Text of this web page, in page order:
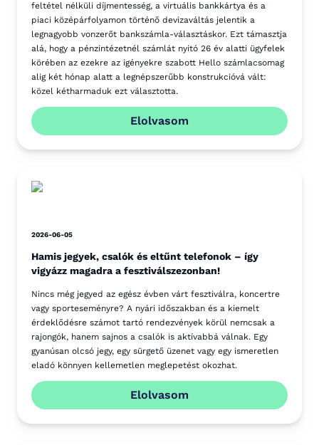
feltétel nélküli díjmentesség, a virtuális bankkártya és a
piaci középárfolyamon történő devizaváltás jelentik a
legnagyobb vonzerőt bankszámla-választáskor. Ezt támasztja
alá, hogy a pénzintézetnél számlát nyitó 26 év alatti ügyfelek
körében az ezekre az igényekre szabott Hello számlacsomag
alig két hónap alatt a legnépszerűbb konstrukcióvá vált:
közel kétharmaduk ezt választotta.
Elolvasom
2026-06-05
Hamis jegyek, csalók és eltűnt telefonok – így
vigyázz magadra a fesztiválszezonban!
Nincs még jegyed az egész évben várt fesztiválra, koncertre
vagy sporteseményre? A nyári időszakban és a kiemelt
érdeklődésre számot tartó rendezvények körül nemcsak a
rajongók, hanem sajnos a csalók is aktívabbá válnak. Egy
gyanúsan olcsó jegy, egy sürgető üzenet vagy egy ismeretlen
eladó könnyen kellemetlen meglepetést okozhat.
Elolvasom